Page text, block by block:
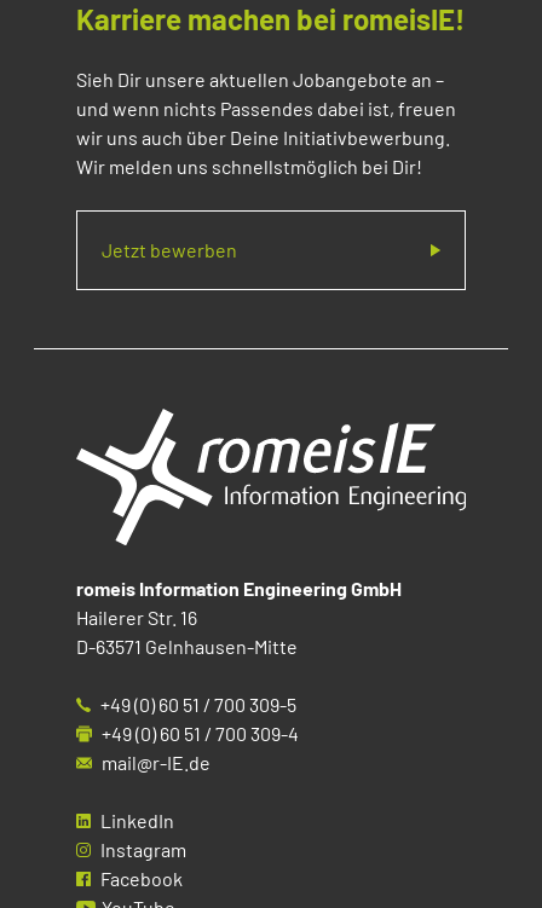
Karriere machen bei romeisIE!
Sieh Dir unsere aktuellen Jobangebote an –
und wenn nichts Passendes dabei ist, freuen
wir uns auch über Deine Initiativbewerbung.
Wir melden uns schnellstmöglich bei Dir!
Jetzt bewerben
romeis Information Engineering GmbH
Hailerer Str. 16
D-63571 Gelnhausen-Mitte
+49 (0) 60 51 / 700 309-5
+49 (0) 60 51 / 700 309-4
mail@r-IE.de
LinkedIn
Instagram
Facebook